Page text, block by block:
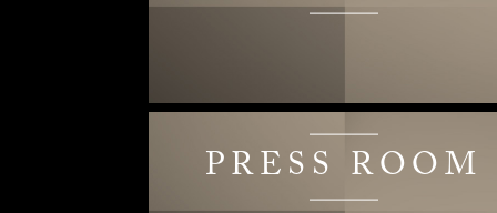
PRESS ROOM